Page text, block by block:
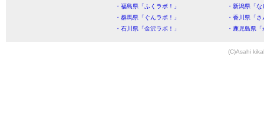
・福島県「ふくラボ！」
・新潟県「
・群馬県「ぐんラボ！」
・香川県「
・石川県「金沢ラボ！」
・鹿児島県
(C)Asahi